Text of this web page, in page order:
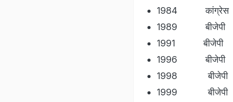
1984 कांग्रेस
1989 बीजेपी
1991 बीजेपी
1996 बीजेपी
1998 बीजेपी
1999 बीजेपी